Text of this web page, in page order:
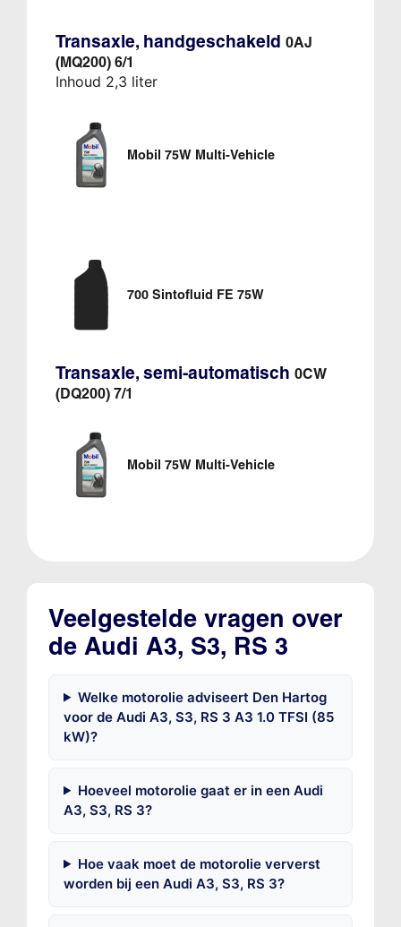
Transaxle, handgeschakeld 0AJ
(MQ200) 6/1
Inhoud 2,3 liter
Mobil 75W Multi-Vehicle
700 Sintofluid FE 75W
Transaxle, semi-automatisch 0CW
(DQ200) 7/1
Mobil 75W Multi-Vehicle
Veelgestelde vragen over
de Audi A3, S3, RS 3
Welke motorolie adviseert Den Hartog
voor de Audi A3, S3, RS 3 A3 1.0 TFSI (85
kW)?
Hoeveel motorolie gaat er in een Audi
A3, S3, RS 3?
Hoe vaak moet de motorolie ververst
worden bij een Audi A3, S3, RS 3?